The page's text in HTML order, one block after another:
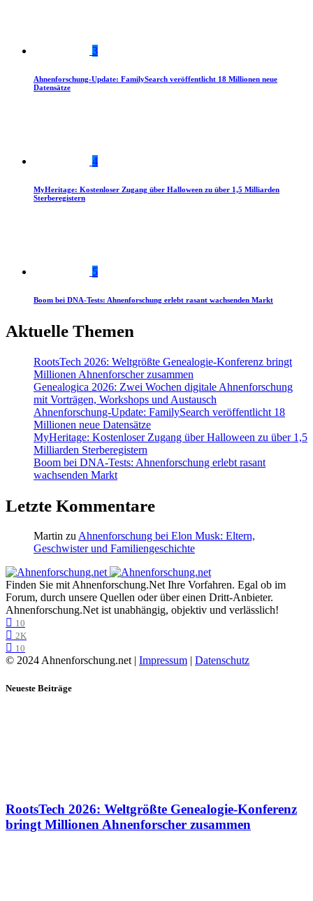
3
Ahnenforschung-Update: FamilySearch veröffentlicht 18 Millionen neue
Datensätze
4
MyHeritage: Kostenloser Zugang über Halloween zu über 1,5 Milliarden
Sterberegistern
5
Boom bei DNA-Tests: Ahnenforschung erlebt rasant wachsenden Markt
Aktuelle Themen
RootsTech 2026: Weltgrößte Genealogie-Konferenz bringt
Millionen Ahnenforscher zusammen
Genealogica 2026: Zwei Wochen digitale Ahnenforschung
mit Vorträgen, Workshops und Austausch
Ahnenforschung-Update: FamilySearch veröffentlicht 18
Millionen neue Datensätze
MyHeritage: Kostenloser Zugang über Halloween zu über 1,5
Milliarden Sterberegistern
Boom bei DNA-Tests: Ahnenforschung erlebt rasant
wachsenden Markt
Letzte Kommentare
Martin zu Ahnenforschung bei Elon Musk: Eltern,
Geschwister und Familiengeschichte
Finden Sie mit Ahnenforschung.Net Ihre Vorfahren. Egal ob im
Forum, durch unsere Quellen oder über einen Dritt-Anbieter.
Ahnenforschung.Net ist unabhängig, objektiv und verlässlich!
10
2K
10
© 2024 Ahnenforschung.net | Impressum | Datenschutz
Neueste Beiträge
RootsTech 2026: Weltgrößte Genealogie-Konferenz
bringt Millionen Ahnenforscher zusammen